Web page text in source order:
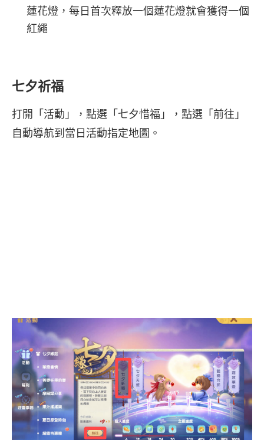
蓮花燈，每日首次釋放一個蓮花燈就會獲得一個
紅繩
七夕祈福
打開「活動」，點選「七夕惜福」，點選「前往」
自動導航到當日活動指定地圖。